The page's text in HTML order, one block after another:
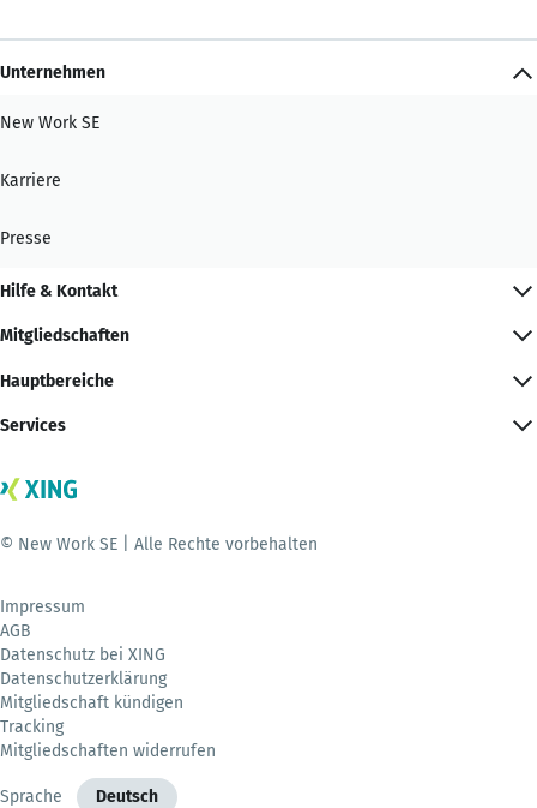
Unternehmen
New Work SE
Karriere
Presse
Hilfe & Kontakt
Mitgliedschaften
Hauptbereiche
Services
© New Work SE | Alle Rechte vorbehalten
Impressum
AGB
Datenschutz bei XING
Datenschutzerklärung
Mitgliedschaft kündigen
Tracking
Mitgliedschaften widerrufen
Sprache Deutsch